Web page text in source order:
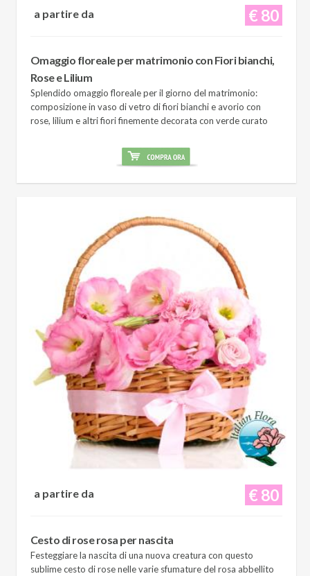
€ 80
a partire da
Omaggio floreale per matrimonio con Fiori bianchi,
Rose e Lilium
Splendido omaggio floreale per il giorno del matrimonio:
composizione in vaso di vetro di fiori bianchi e avorio con
rose, lilium e altri fiori finemente decorata con verde curato
€ 80
a partire da
Cesto di rose rosa per nascita
Festeggiare la nascita di una nuova creatura con questo
sublime cesto di rose nelle varie sfumature del rosa abbellito